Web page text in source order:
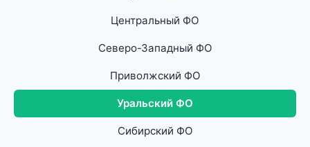
Центральный ФО
Северо-Западный ФО
Приволжский ФО
Уральский ФО
Сибирский ФО